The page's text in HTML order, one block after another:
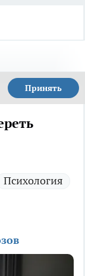
Принять
Психология